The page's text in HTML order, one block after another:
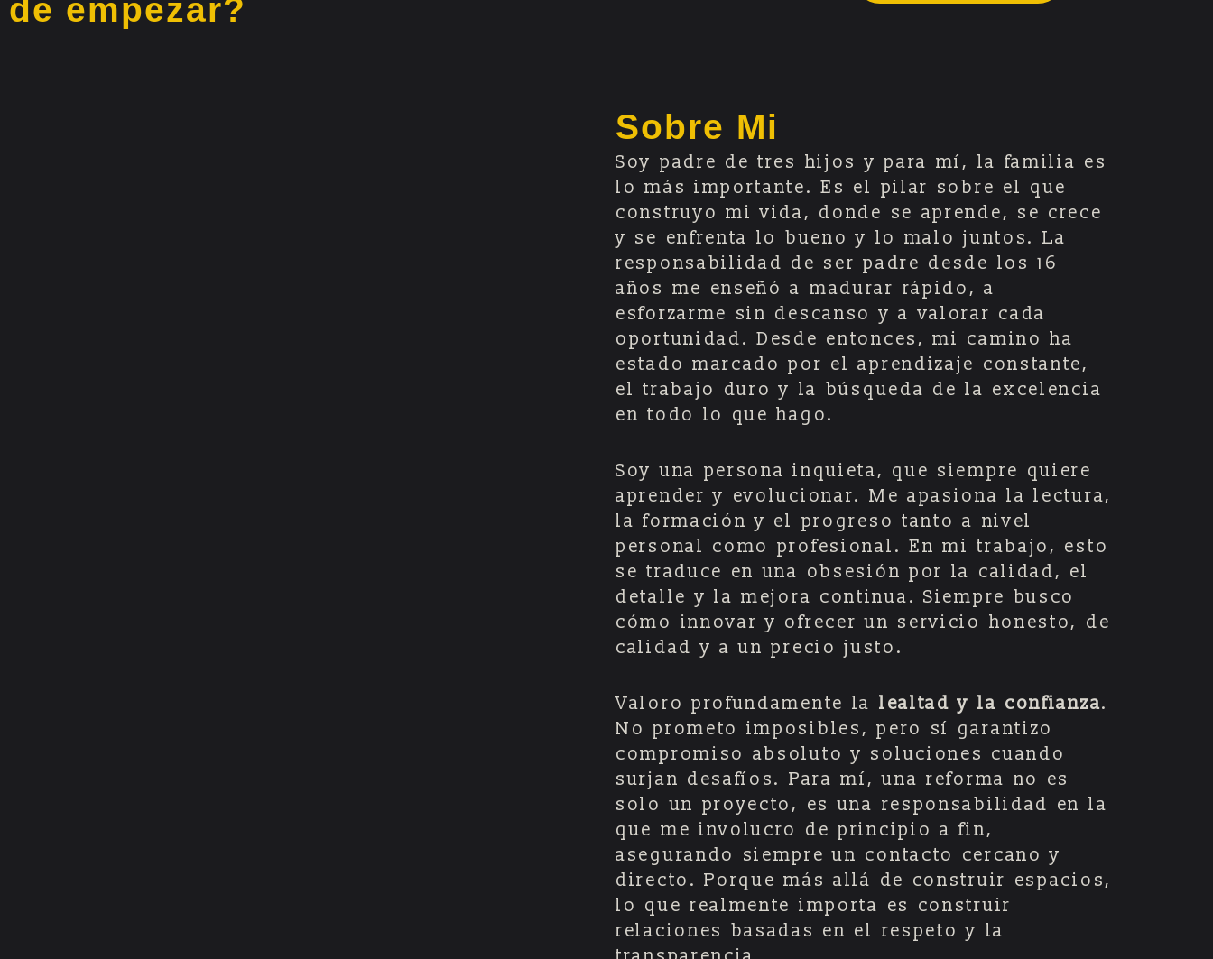
de empezar?
Sobre Mi
Soy padre de tres hijos y para mí, la familia es
lo más importante. Es el pilar sobre el que
construyo mi vida, donde se aprende, se crece
y se enfrenta lo bueno y lo malo juntos. La
responsabilidad de ser padre desde los 16
años me enseñó a madurar rápido, a
esforzarme sin descanso y a valorar cada
oportunidad. Desde entonces, mi camino ha
estado marcado por el aprendizaje constante,
el trabajo duro y la búsqueda de la excelencia
en todo lo que hago.
Soy una persona inquieta, que siempre quiere
aprender y evolucionar. Me apasiona la lectura,
la formación y el progreso tanto a nivel
personal como profesional. En mi trabajo, esto
se traduce en una obsesión por la calidad, el
detalle y la mejora continua. Siempre busco
cómo innovar y ofrecer un servicio honesto, de
calidad y a un precio justo.
Valoro profundamente la lealtad y la confianza.
No prometo imposibles, pero sí garantizo
compromiso absoluto y soluciones cuando
surjan desafíos. Para mí, una reforma no es
solo un proyecto, es una responsabilidad en la
que me involucro de principio a fin,
asegurando siempre un contacto cercano y
directo. Porque más allá de construir espacios,
lo que realmente importa es construir
relaciones basadas en el respeto y la